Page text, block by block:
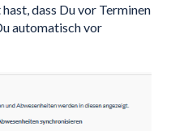
dass Du vor Terminen
automatisch vor